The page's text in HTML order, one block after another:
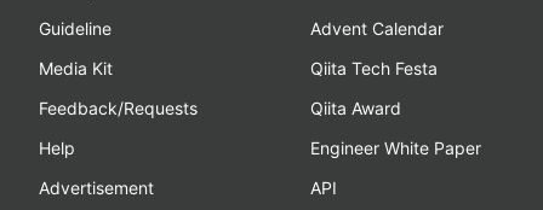
Guideline
Media Kit
Feedback/Requests
Help
Advertisement
Advent Calendar
Qiita Tech Festa
Qiita Award
Engineer White Paper
API